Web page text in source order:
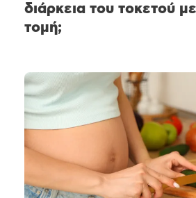
διάρκεια του τοκετού
τομή;